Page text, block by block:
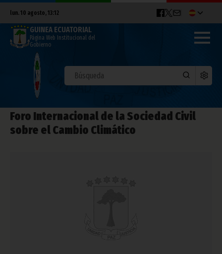
lun. 10 agosto, 13:12
GUINEA ECUATORIAL
Página Web Institucional del
Gobierno
Foro Internacional de la Sociedad Civil
sobre el Cambio Climático